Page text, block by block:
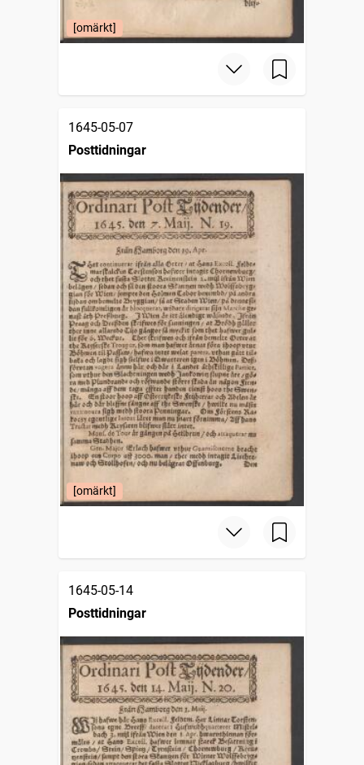
[omärkt]
1645-05-07
Posttidningar
[omärkt]
1645-05-14
Posttidningar